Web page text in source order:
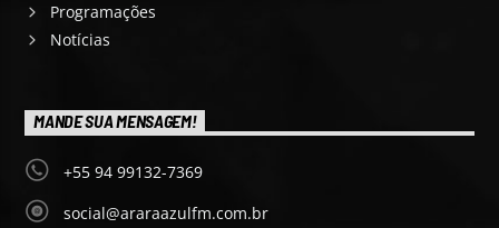
Programações
Notícias
MANDE SUA MENSAGEM!
+55 94 99132-7369
social@araraazulfm.com.br